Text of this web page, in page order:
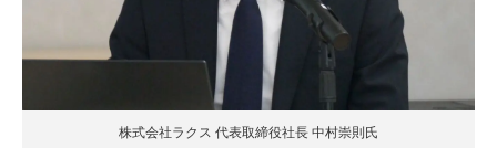
株式会社ラクス 代表取締役社長 中村崇則氏